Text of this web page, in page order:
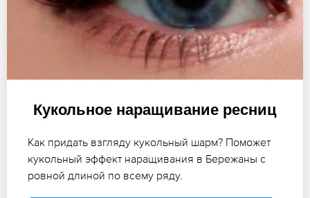
Кукольное наращивание ресниц
Как придать взгляду кукольный шарм? Поможет
кукольный эффект наращивания в Бережаны с
ровной длиной по всему ряду.